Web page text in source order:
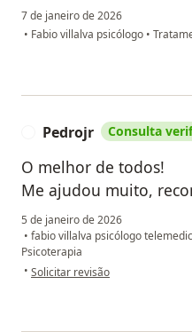
7 de janeiro de 2026
• Fabio villalva psicólogo •
Pedrojr Consulta
O melhor de todos!
Me ajudou muito,
5 de janeiro de 2026
• fabio villalva psicólogo
Psicoterapia
• na opinião do utilizador Pedrojr
Solicitar revisão